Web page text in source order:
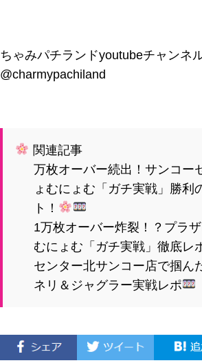
ちゃみパチランドyoutubeチャンネ
@charmypachiland
関連記事
万枚オーバー続出！サンコー
ょむにょむ「ガチ実戦」勝利
ト！
1万枚オーバー炸裂！？プラ
むにょむ「ガチ実戦」徹底レ
センター北サンコー店で掴ん
ネリ＆ジャグラー実戦レポ